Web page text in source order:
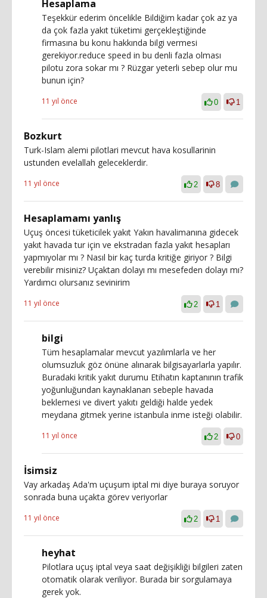
Hesaplama
Teşekkür ederim öncelikle Bildiğim kadar çok az ya
da çok fazla yakıt tüketimi gerçekleştiğinde
firmasına bu konu hakkında bilgi vermesi
gerekiyor.reduce speed in bu denli fazla olması
pilotu zora sokar mı ? Rüzgar yeterli sebep olur mu
bunun için?
11 yıl önce 0 1
Bozkurt
Turk-Islam alemi pilotlari mevcut hava kosullarinin
ustunden evelallah geleceklerdir.
11 yıl önce 2 8
Hesaplamamı yanlış
Uçuş öncesi tüketicilek yakıt Yakın havalimanına gidecek
yakıt havada tur için ve ekstradan fazla yakıt hesapları
yapmıyolar mı ? Nasıl bir kaç turda kritiğe giriyor ? Bilgi
verebilir misiniz? Uçaktan dolayı mı mesefeden dolayı mı?
Yardımcı olursanız sevinirim
11 yıl önce 2 1
bilgi
Tüm hesaplamalar mevcut yazılımlarla ve her
olumsuzluk göz önüne alınarak bilgisayarlarla yapılır.
Buradaki kritik yakıt durumu Etihatın kaptanının trafik
yoğunluğundan kaynaklanan sebeple havada
beklemesi ve divert yakıtı geldiği halde yedek
meydana gitmek yerine istanbula inme isteği olabilir.
11 yıl önce 2 0
İsimsiz
Vay arkadaş Ada'm uçuşum iptal mi diye buraya soruyor
sonrada buna uçakta görev veriyorlar
11 yıl önce 2 1
heyhat
Pilotlara uçuş iptal veya saat değişikliği bilgileri zaten
otomatik olarak veriliyor. Burada bir sorgulamaya
gerek yok.